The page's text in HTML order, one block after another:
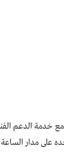
خدمة الدعم
على مدار